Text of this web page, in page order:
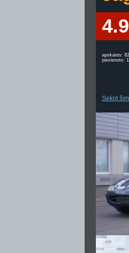
apskates:
pievienots:
Sekot